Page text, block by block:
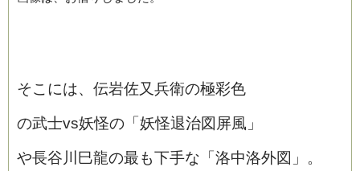
そこには、伝岩佐又兵衛の極彩色
の武士vs妖怪の「妖怪退治図屏風」
や長谷川巳龍の最も下手な「洛中洛外図」。